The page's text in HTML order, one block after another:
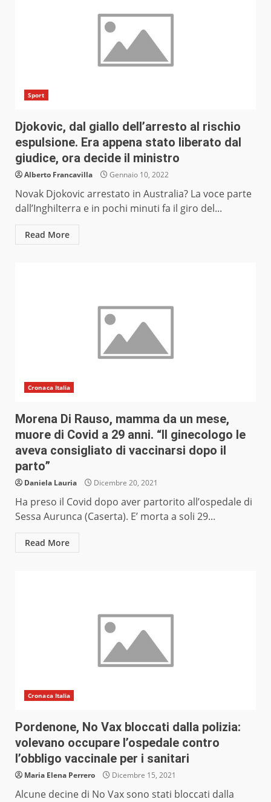
Sport
Djokovic, dal giallo dell’arresto al rischio
espulsione. Era appena stato liberato dal
giudice, ora decide il ministro
Alberto Francavilla Gennaio 10, 2022
Novak Djokovic arrestato in Australia? La voce parte
dall’Inghilterra e in pochi minuti fa il giro del...
Read More
Cronaca Italia
Morena Di Rauso, mamma da un mese,
muore di Covid a 29 anni. “Il ginecologo le
aveva consigliato di vaccinarsi dopo il
parto”
Daniela Lauria Dicembre 20, 2021
Ha preso il Covid dopo aver partorito all’ospedale di
Sessa Aurunca (Caserta). E’ morta a soli 29...
Read More
Cronaca Italia
Pordenone, No Vax bloccati dalla polizia:
volevano occupare l’ospedale contro
l’obbligo vaccinale per i sanitari
Maria Elena Perrero Dicembre 15, 2021
Alcune decine di No Vax sono stati bloccati dalla